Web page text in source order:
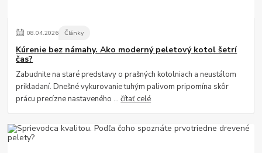
08.04.2026 Články
Kúrenie bez námahy. Ako moderný peletový kotol šetrí
čas?
Zabudnite na staré predstavy o prašných kotolniach a neustálom
prikladaní. Dnešné vykurovanie tuhým palivom pripomína skôr
prácu precízne nastaveného ...čítať celé